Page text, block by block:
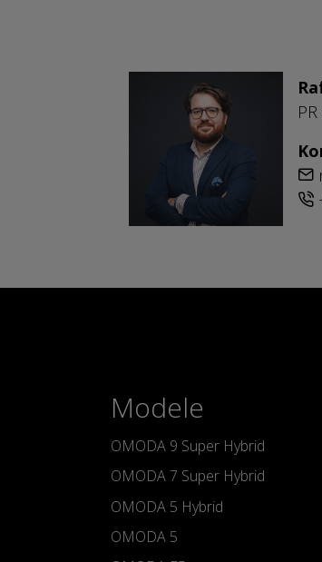
Modele
OMODA 9 Super Hybrid
OMODA 7 Super Hybrid
OMODA 5 Hybrid
OMODA 5